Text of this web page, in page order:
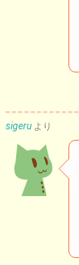
sigeru より